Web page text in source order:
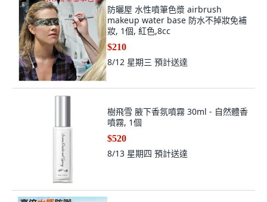
makeup water base 防水不掉妝免補
妝, 1個, 紅色,8cc
$210
8/12 星期三
噴霧, 1個
$520
8/13 星期四